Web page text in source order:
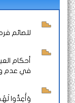
للصائم فرحتان -
أحكام
في عدم ولاية
وَأَعِدُّوا لَهُمْ